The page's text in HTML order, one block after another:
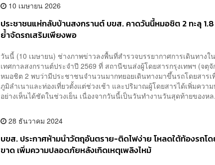
10 เมษายน 2026
ประชาชนแห่กลับบ้านสงกรานต์ บขส. คาดวันนี้หมอชิต 2 ทะลุ
ย้ำจัดรถเสริมเพียงพอ
วันนี้ (10 เมษายน) ช่างภาพข่าวลงพื้นที่สำรวจบรรยากาศการเดินทางใ
เทศกาลสงกรานต์ประจำปี 2569 ที่ สถานีขนส่งผู้โดยสารกรุงเทพฯ (จตุจั
หมอชิต 2 พบว่ามีประชาชนจำนวนมากทยอยเดินทางมาขึ้นรถโดยสารเ
ภูมิลำเนาและท่องเที่ยวตั้งแต่ช่วงเช้า และปริมาณผู้โดยสารได้เพิ่มควา
อย่างเห็นได้ชัดในช่วงเย็น เนื่องจากวันนี้เป็นวันทำงานวันสุดท้ายของหล
28 ธันวาคม 2024
บขส. ประกาศห้ามนำวัตถุอันตราย-ติดไฟง่าย โหลดใต้ท้องรถโ
ขาด เพิ่มความปลอดภัยหลังเกิดเหตุเพลิงไหม้